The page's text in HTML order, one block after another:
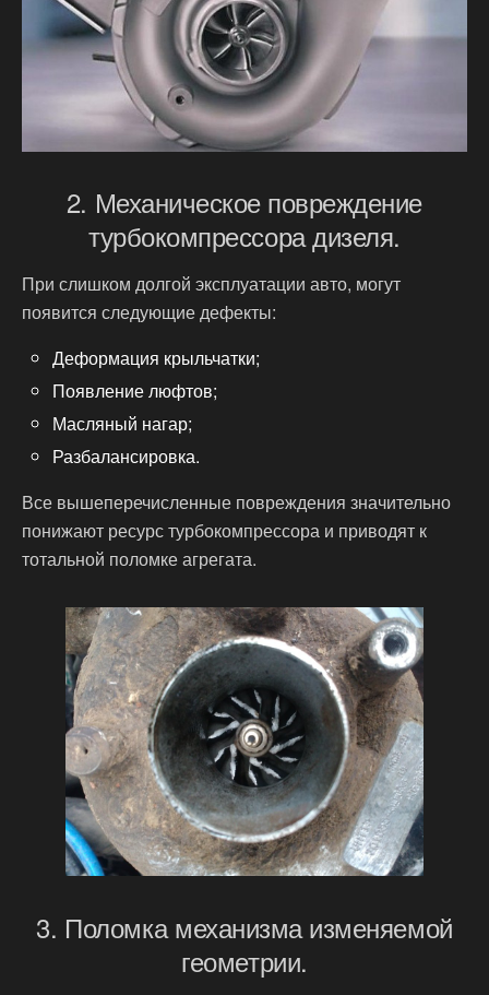
2. Механическое повреждение
турбокомпрессора дизеля.
При слишком долгой эксплуатации авто, могут
появится следующие дефекты:
Деформация крыльчатки;
Появление люфтов;
Масляный нагар;
Разбалансировка.
Все вышеперечисленные повреждения значительно
понижают ресурс турбокомпрессора и приводят к
тотальной поломке агрегата.
3. Поломка механизма изменяемой
геометрии.